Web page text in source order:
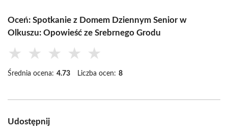
Oceń: Spotkanie z Domem Dziennym Senior w
Olkuszu: Opowieść ze Srebrnego Grodu
★ ★ ★ ★ ★
Średnia ocena: 4.73 Liczba ocen: 8
Udostępnij